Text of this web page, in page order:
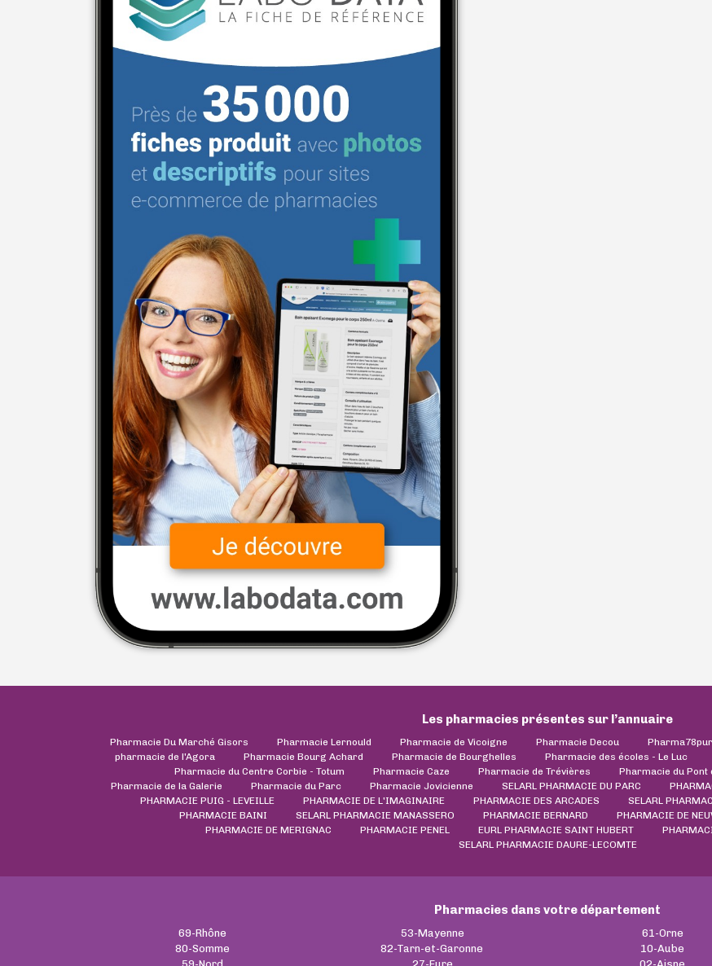
Les pharmacies présentes sur l’annuaire
Pharmacie Du Marché Gisors Pharmacie Lernould Pharmacie de Vicoigne Pharmacie Decou
pharmacie de l'Agora
Pharmacie Bourg Achard Pharmacie de Bourghelles Pharmacie des écoles - Le Luc
Pharmacie du Centre Corbie - Totum
Pharmacie Caze Pharmacie de Trévières Pharmacie du Pont
Pharmacie de la Galerie
Pharmacie du Parc Pharmacie Jovicienne SELARL PHARMACIE DU PARC
PHARMACIE PUIG - LEVEILLE
PHARMACIE DE L'IMAGINAIRE PHARMACIE DES ARCADES SELARL
PHARMACIE BAINI
SELARL PHARMACIE MANASSERO PHARMACIE BERNARD PHARMACIE DE
PHARMACIE DE MERIGNAC
PHARMACIE PENEL EURL PHARMACIE SAINT HUBERT
SELARL PHARMACIE DAURE-LECOMTE
Pharmacies dans votre département
69-Rhône
80-Somme
53-Mayenne
82-Tarn-et-Garonne
61-Orne
10-Aube